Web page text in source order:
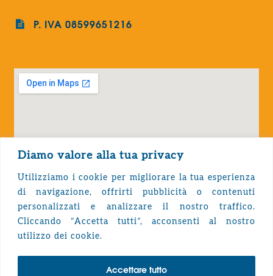
Diamo valore alla tua privacy
Utilizziamo i cookie per migliorare la tua esperienza
di navigazione, offrirti pubblicità o contenuti
personalizzati e analizzare il nostro traffico.
Cliccando “Accetta tutti”, acconsenti al nostro
utilizzo dei cookie.
Accettare tutto
P. IVA 08599651216
Privacy Policy